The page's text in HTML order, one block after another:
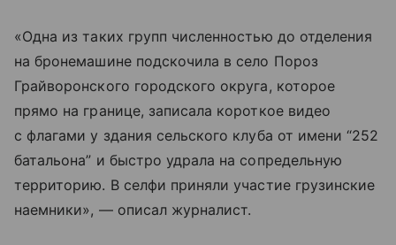
«Одна из таких групп численностью до отделения
на бронемашине подскочила в село Пороз
Грайворонского городского округа, которое
прямо на границе, записала короткое видео
с флагами у здания сельского клуба от имени “252
батальона” и быстро удрала на сопредельную
территорию. В селфи приняли участие грузинские
наемники», — описал журналист.